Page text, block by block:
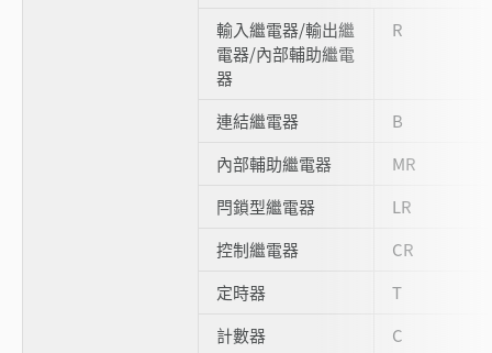
輸入繼電器/輸出繼
電器/內部輔助繼電
器
R
連結繼電器
B
內部輔助繼電器
MR
閂鎖型繼電器
LR
控制繼電器
CR
定時器
T
計數器
C